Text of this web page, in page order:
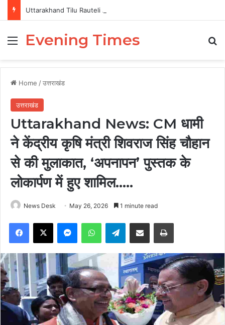
MenuEvening Times
Home /उत्तराखंड
उत्तराखंड
Uttarakhand News: CM धामी
ने केंद्रीय कृषि मंत्री शिवराज सिंह चौहान
से की मुलाकात, ‘अपनापन’ पुस्तक के
लोकार्पण में हुए शामिल…..
News Desk May 26, 2026 1 minute read
Facebook
X MessengerWhatsAppTelegramShare via Email Print